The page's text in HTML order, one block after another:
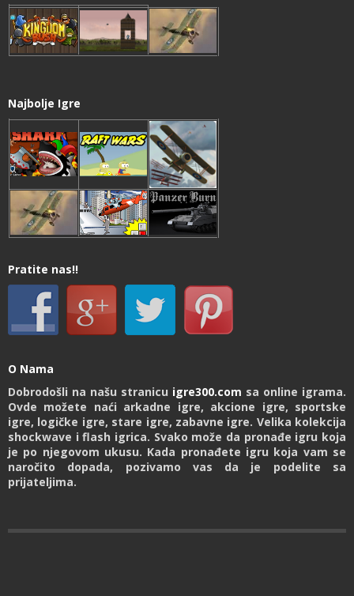
Najbolje Igre
Pratite nas!!
O Nama
Dobrodošli na našu stranicu igre300.com sa online igrama.
Ovde možete naći arkadne igre, akcione igre, sportske
igre, logičke igre, stare igre, zabavne igre. Velika kolekcija
shockwave i flash igrica. Svako može da pronađe igru koja
je po njegovom ukusu. Kada pronađete igru koja vam se
naročito dopada, pozivamo vas da je podelite sa
prijateljima.